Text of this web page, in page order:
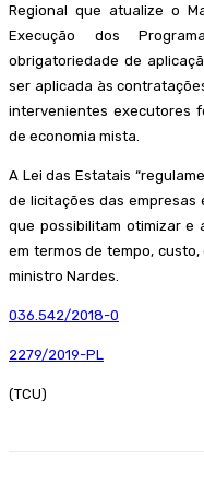
Regional que atualize o
Execução dos
obrigatoriedade de
ser aplicada às
intervenientes executores
de economia mista.
A Lei das Estatais
de licitações das
que possibilitam otimizar e
em termos de tempo,
ministro Nardes.
036.542/2018-0
2279/2019-PL
(TCU)